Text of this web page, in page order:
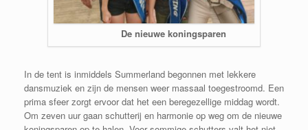
De nieuwe koningsparen
In de tent is inmiddels Summerland begonnen met lekkere
dansmuziek en zijn de mensen weer massaal toegestroomd. Een
prima sfeer zorgt ervoor dat het een beregezellige middag wordt.
Om zeven uur gaan schutterij en harmonie op weg om de nieuwe